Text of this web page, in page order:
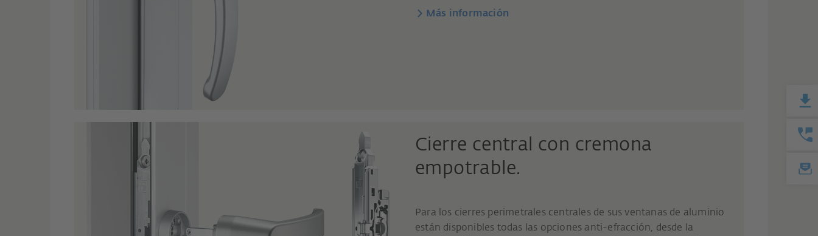
Más información
Cierre central con cremona
empotrable.
Para los cierres perimetrales centrales de sus ventanas de aluminio
están disponibles todas las opciones anti-efracción, desde la